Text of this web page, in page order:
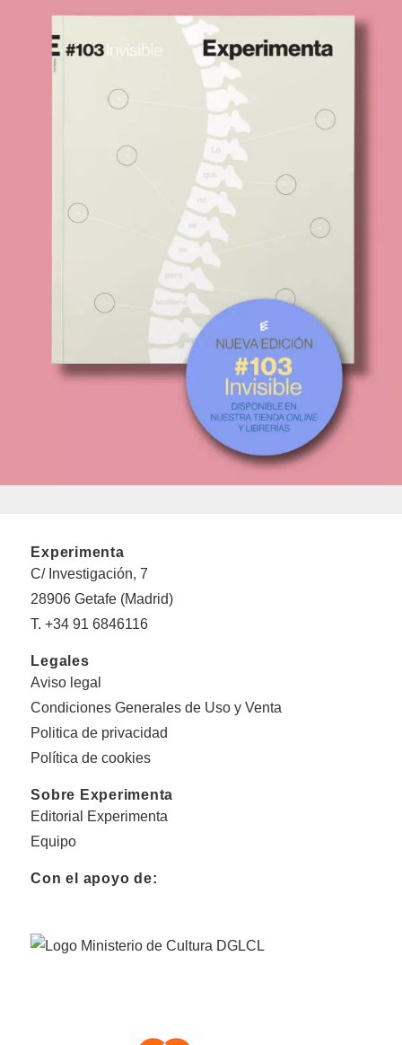
Experimenta
C/ Investigación, 7
28906 Getafe (Madrid)
T. +34 91 6846116
Legales
Aviso legal
Condiciones Generales de Uso y Venta
Politica de privacidad
Política de cookies
Sobre Experimenta
Editorial Experimenta
Equipo
Con el apoyo de: